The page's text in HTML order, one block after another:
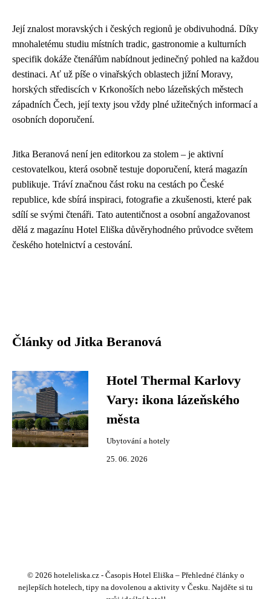
Její znalost moravských i českých regionů je obdivuhodná. Díky
mnohaletému studiu místních tradic, gastronomie a kulturních
specifik dokáže čtenářům nabídnout jedinečný pohled na každou
destinaci. Ať už píše o vinařských oblastech jižní Moravy,
horských střediscích v Krkonoších nebo lázeňských městech
západních Čech, její texty jsou vždy plné užitečných informací a
osobních doporučení.
Jitka Beranová není jen editorkou za stolem – je aktivní
cestovatelkou, která osobně testuje doporučení, která magazín
publikuje. Tráví značnou část roku na cestách po České
republice, kde sbírá inspiraci, fotografie a zkušenosti, které pak
sdílí se svými čtenáři. Tato autentičnost a osobní angažovanost
dělá z magazínu Hotel Eliška důvěryhodného průvodce světem
českého hotelnictví a cestování.
Články od Jitka Beranová
Hotel Thermal Karlovy
Vary: ikona lázeňského
města
Ubytování a hotely
25. 06. 2026
© 2026 hoteleliska.cz - Časopis Hotel Eliška – Přehledné články o
nejlepších hotelech, tipy na dovolenou a aktivity v Česku. Najděte si tu